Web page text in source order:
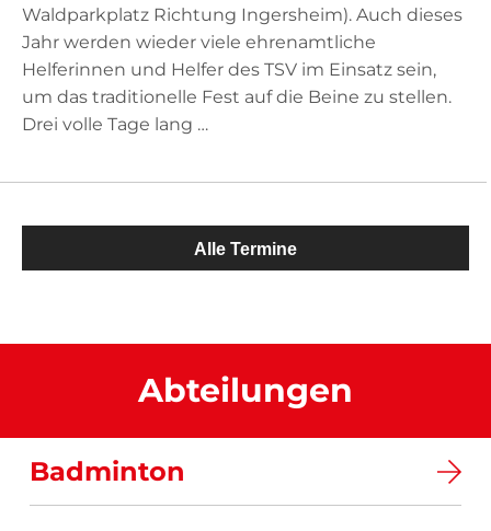
Waldparkplatz Richtung Ingersheim). Auch dieses
Jahr werden wieder viele ehrenamtliche
Helferinnen und Helfer des TSV im Einsatz sein,
um das traditionelle Fest auf die Beine zu stellen.
Drei volle Tage lang …
Alle Termine
Abteilungen
Badminton